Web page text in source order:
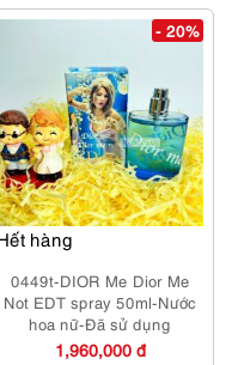
hàng
- 20%
0449t-DIOR Me Dior Me
Not EDT spray 50ml-Nước
hoa nữ-Đã sử dụng
1,960,000 đ